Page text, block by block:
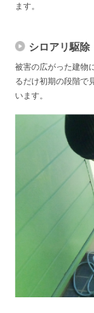
ます。
シロアリ駆除
被害の広がった建物
るだけ初期の段階で
います。